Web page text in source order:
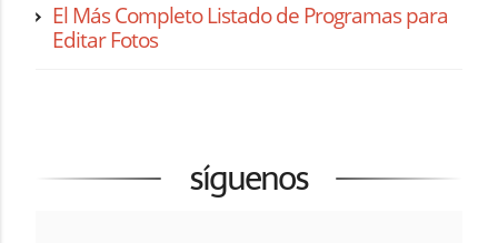
El Más Completo Listado de Programas para
Editar Fotos
síguenos